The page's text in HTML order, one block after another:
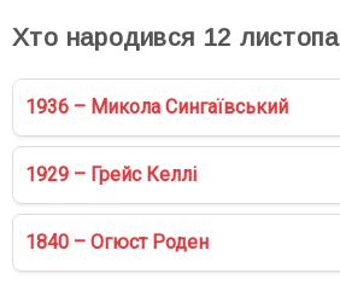
Хто народився 12
1936 – Микола Сингаївський
1929 – Грейс Келлі
1840 – Огюст Роден